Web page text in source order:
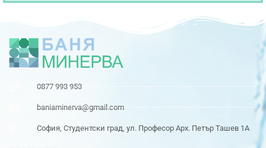
0877 993 953
baniaminerva@gmail.com
София, Студентски град, ул. Професор Арх. Петър Ташев 1А